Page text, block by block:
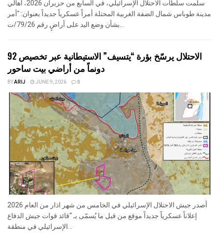
سلّمت سلطات الاحتلال الإسرائيلي، في السابع من حزيران 2026، أهالي
مدينة طوباس شمال الضفة الغربية المحتلة أمراً عسكرياً جديداً بعنوان: "أمر
الاحتلال يرسّخ بؤرة “يتسيف” الاستيطانية عبر تخصيص 92
دونماً من أراضي بيت ساحور
BYARIJ JUNE 9, 2026 0
أصدر جيش الاحتلال الإسرائيلي في الخامس من شهر اذار من العام 2026
إعلاناً عسكرياً جديداً موقع من قبل ما يُسمّى بـ “قائد قوات جيش الدفاع